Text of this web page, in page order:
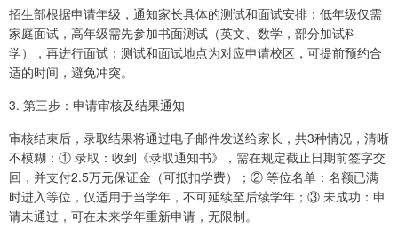
招生部根据申请年级，通知家长具体的测试和面试安排：低年级仅需
家庭面试，高年级需先参加书面测试（英文、数学，部分加试科
学），再进行面试；测试和面试地点为对应申请校区，可提前预约合
适的时间，避免冲突。
3. 第三步：申请审核及结果通知
审核结束后，录取结果将通过电子邮件发送给家长，共3种情况，清晰
不模糊：① 录取：收到《录取通知书》，需在规定截止日期前签字交
回，并支付2.5万元保证金（可抵扣学费）；② 等位名单：名额已满
时进入等位，仅适用于当学年，不可延续至后续学年；③ 未成功：申
请未通过，可在未来学年重新申请，无限制。